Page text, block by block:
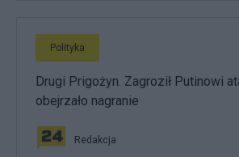
Polityka
Drugi Prigożyn. Zagroził Putinowi
obejrzało nagranie
Redakcja